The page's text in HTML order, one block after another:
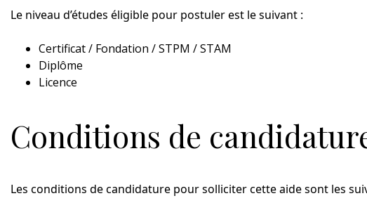
Le niveau d’études éligible pour postuler est le suivant :
Certificat / Fondation / STPM / STAM
Diplôme
Licence
Conditions de
Les conditions de candidature pour solliciter cette aide sont les